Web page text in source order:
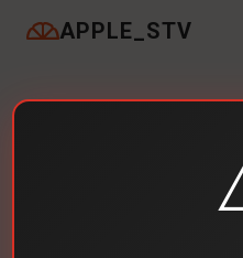
APPLE_STV